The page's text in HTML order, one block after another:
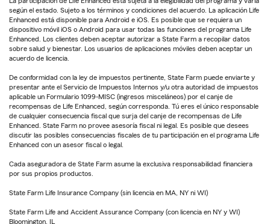
según el estado. Sujeto a los términos y condiciones del acuerdo. La aplicación Life
Enhanced está disponible para Android e iOS. Es posible que se requiera un
dispositivo móvil iOS o Android para usar todas las funciones del programa Life
Enhanced. Los clientes deben aceptar autorizar a State Farm a recopilar datos
sobre salud y bienestar. Los usuarios de aplicaciones móviles deben aceptar un
acuerdo de licencia.
De conformidad con la ley de impuestos pertinente, State Farm puede enviarte y
presentar ante el Servicio de Impuestos Internos y/u otra autoridad de impuestos
aplicable un Formulario 1099-MISC (ingresos misceláneos) por el canje de
recompensas de Life Enhanced, según corresponda. Tú eres el único responsable
de cualquier consecuencia fiscal que surja del canje de recompensas de Life
Enhanced. State Farm no provee asesoría fiscal ni legal. Es posible que desees
discutir las posibles consecuencias fiscales de tu participación en el programa Life
Enhanced con un asesor fiscal o legal.
Cada aseguradora de State Farm asume la exclusiva responsabilidad financiera
por sus propios productos.
State Farm Life Insurance Company (sin licencia en MA, NY ni WI)
State Farm Life and Accident Assurance Company (con licencia en NY y WI)
Bloomington, IL